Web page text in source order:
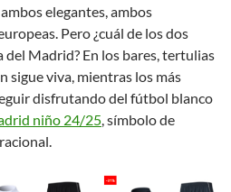
elegantes, ambos
Pero ¿cuál de los dos
del Madrid? En los bares, tertulias
sigue viva, mientras los más
disfrutando del fútbol blanco
niño 24/25, símbolo de